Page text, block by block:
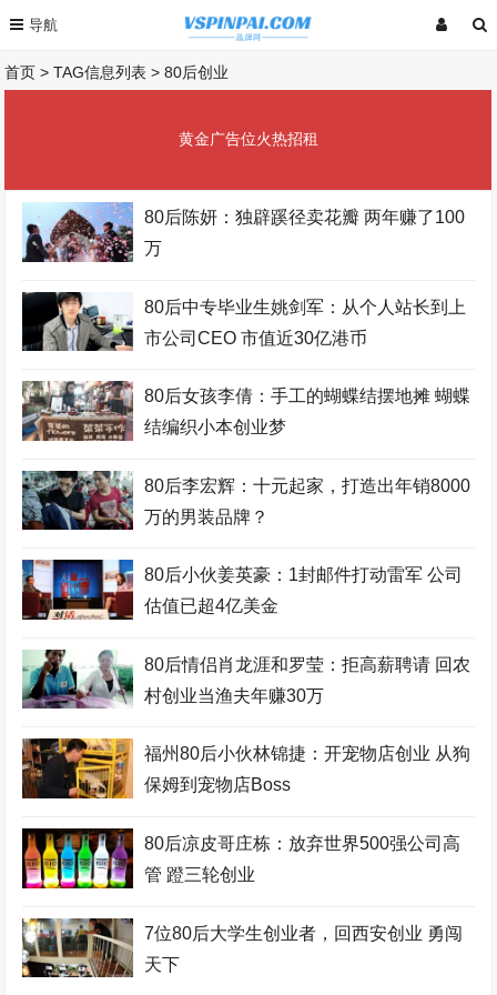
首页 > TAG信息列表 > 80后创业
黄金广告位火热招租
80后陈妍：独辟蹊径卖花瓣 两年赚了100
万
80后中专毕业生姚剑军：从个人站长到上
市公司CEO 市值近30亿港币
80后女孩李倩：手工的蝴蝶结摆地摊 蝴蝶
结编织小本创业梦
80后李宏辉：十元起家，打造出年销8000
万的男装品牌？
80后小伙姜英豪：1封邮件打动雷军 公司
估值已超4亿美金
80后情侣肖龙涯和罗莹：拒高薪聘请 回农
村创业当渔夫年赚30万
福州80后小伙林锦捷：开宠物店创业 从狗
保姆到宠物店Boss
80后凉皮哥庄栋：放弃世界500强公司高
管 蹬三轮创业
7位80后大学生创业者，回西安创业 勇闯
天下